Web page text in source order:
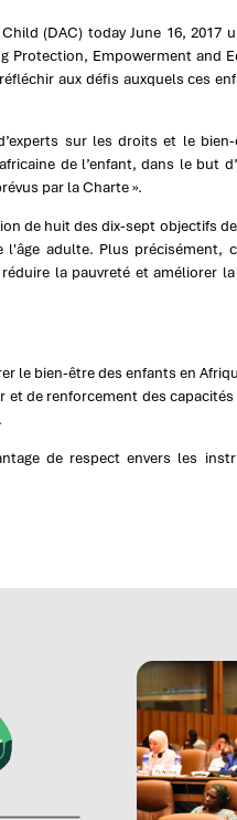
(DAC) today June 16, 2017
Empowerment and
aux défis auxquels ces
sur les droits et le bien-
de l’enfant, dans le but
par la Charte ».
de huit des dix-sept objectifs
adulte. Plus précisément,
la pauvreté et améliorer
le bien-être des enfants en
de renforcement des
de respect envers les